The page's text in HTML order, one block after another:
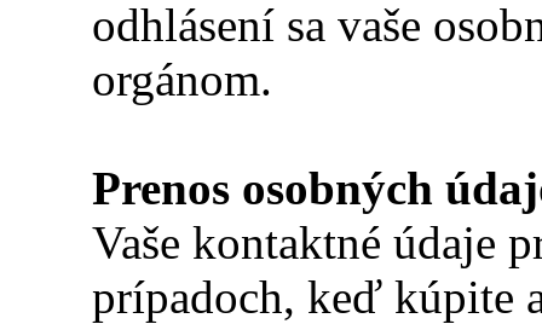
odhlásení sa vaše
orgánom.
Prenos osobných
Vaše kontaktné údaje
prípadoch, keď kúpite